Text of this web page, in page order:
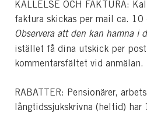
KALLELSE OCH FAKTURA:
faktura skickas per mail ca. 10
Observera att den kan hamna i
istället få dina utskick per
kommentarsfältet vid anmälan.
RABATTER: Pensionärer,
långtidssjukskrivna (heltid) har